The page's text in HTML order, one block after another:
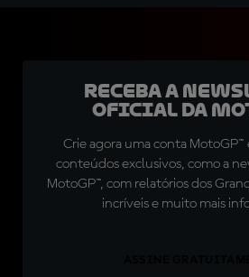
Receba a
oficial da
Crie agora uma conta MotoGP™
conteúdos exclusivos, como a
MotoGP™, com relatórios dos
incríveis e muito mais